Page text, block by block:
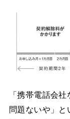
「携帯電話会
問題ないや」と